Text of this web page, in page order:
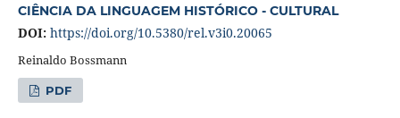
CIÊNCIA DA LINGUAGEM HISTÓRICO - CULTURAL
DOI: https://doi.org/10.5380/rel.v3i0.20065
Reinaldo Bossmann
PDF